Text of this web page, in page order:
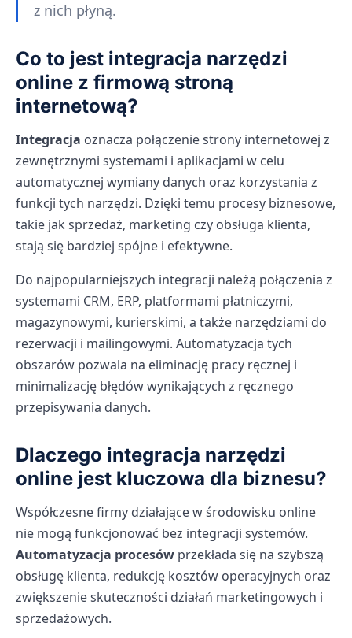
z nich płyną.
Co to jest integracja narzędzi
online z firmową stroną
internetową?
Integracja oznacza połączenie strony internetowej z
zewnętrznymi systemami i aplikacjami w celu
automatycznej wymiany danych oraz korzystania z
funkcji tych narzędzi. Dzięki temu procesy biznesowe,
takie jak sprzedaż, marketing czy obsługa klienta,
stają się bardziej spójne i efektywne.
Do najpopularniejszych integracji należą połączenia z
systemami CRM, ERP, platformami płatniczymi,
magazynowymi, kurierskimi, a także narzędziami do
rezerwacji i mailingowymi. Automatyzacja tych
obszarów pozwala na eliminację pracy ręcznej i
minimalizację błędów wynikających z ręcznego
przepisywania danych.
Dlaczego integracja narzędzi
online jest kluczowa dla biznesu?
Współczesne firmy działające w środowisku online
nie mogą funkcjonować bez integracji systemów.
Automatyzacja procesów przekłada się na szybszą
obsługę klienta, redukcję kosztów operacyjnych oraz
zwiększenie skuteczności działań marketingowych i
sprzedażowych.